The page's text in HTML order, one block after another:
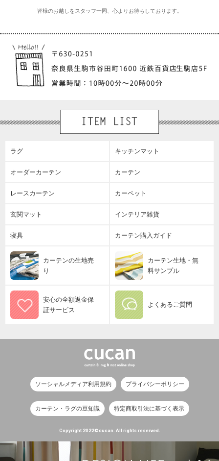
皆様のお越しをスタッフ一同、心よりお待ちしております。
ラグ キッチンマット
オーダーカーテン カーテン
レースカーテン カーペット
玄関マット インテリア雑貨
寝具 カーテン購入ガイド
カーテンの生地売
り
カーテン生地・無
料サンプル
安心の全額返金保
証サービス
よくあるご質問
ソーシャルメディア利用規約 プライバシーポリシー
カーテン・ラグの豆知識 特定商取引法に基づく表示
Copyright 2022©cucan. All rights reserved.